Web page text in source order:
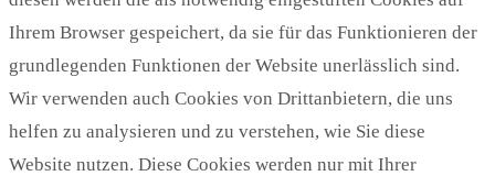
Ihrem Browser gespeichert, da sie für das Funktionieren der
grundlegenden Funktionen der Website unerlässlich sind.
Wir verwenden auch Cookies von Drittanbietern, die uns
helfen zu analysieren und zu verstehen, wie Sie diese
Website nutzen. Diese Cookies werden nur mit Ihrer